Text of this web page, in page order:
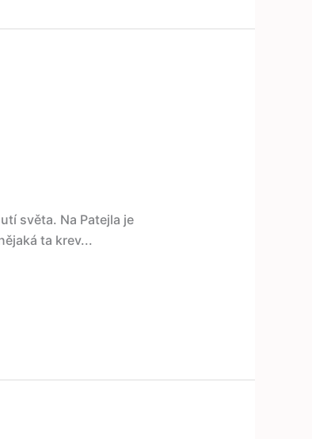
světa. Na Patejla je
ta krev...